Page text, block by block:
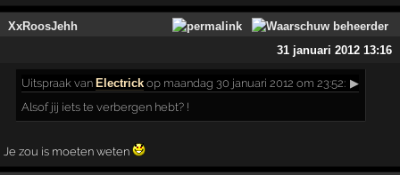
XxRoosJehh
31 januari 2012 13:16
Uitspraak van Electrick op maandag 30 januari 2012 om 23:52: ▶
Alsof jij iets te verbergen hebt? !
Je zou is moeten weten